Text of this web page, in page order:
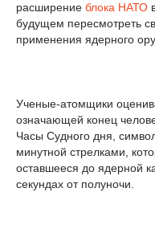
расширение блока НАТО
будущем пересмотреть
применения ядерного
Ученые-атомщики
означающей конец
Часы Судного дня,
минутной стрелками,
оставшееся до ядерной
секундах от полуночи.